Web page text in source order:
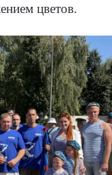
цветов.